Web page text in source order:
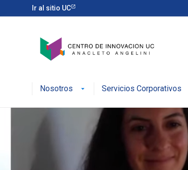
Ir al sitio UC
Nosotros Servicios Corporativos